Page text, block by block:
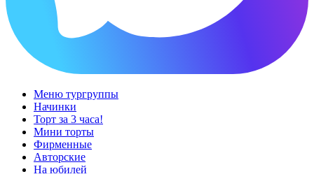
Меню тургруппы
Начинки
Торт за 3 часа!
Мини торты
Фирменные
Авторские
На юбилей